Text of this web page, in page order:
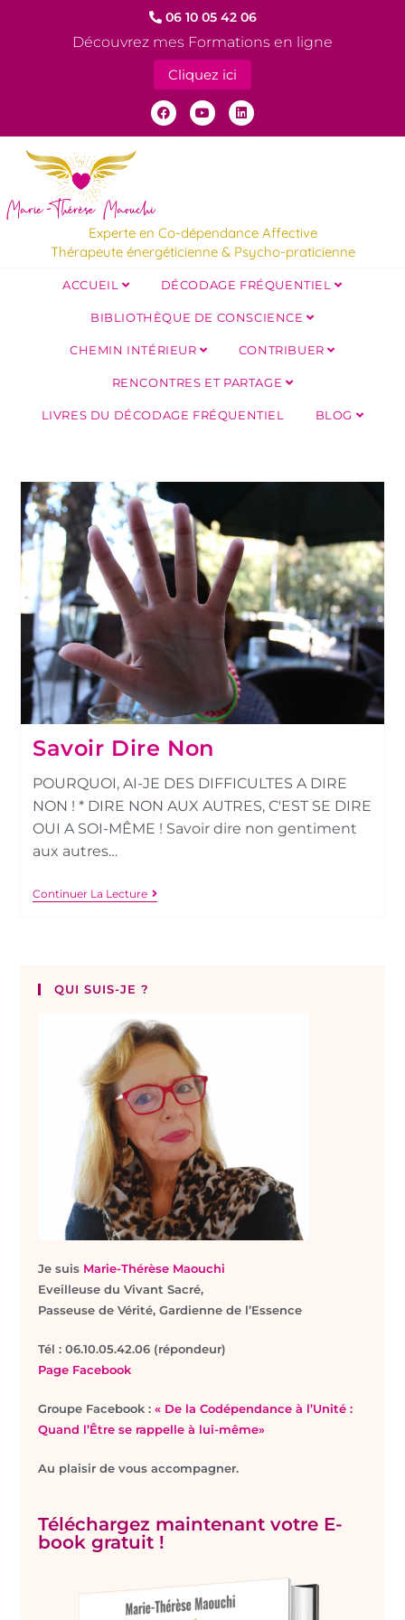
06 10 05 42 06
Découvrez mes Formations en ligne
Cliquez ici
Experte en Co-dépendance Affective
Thérapeute énergéticienne & Psycho-praticienne
ACCUEIL DÉCODAGE FRÉQUENTIEL
BIBLIOTHÈQUE DE CONSCIENCE
CHEMIN INTÉRIEUR CONTRIBUER
RENCONTRES ET PARTAGE
LIVRES DU DÉCODAGE FRÉQUENTIEL BLOG
Savoir Dire Non
POURQUOI, AI-JE DES DIFFICULTES A DIRE
NON ! * DIRE NON AUX AUTRES, C'EST SE DIRE
OUI A SOI-MÊME ! Savoir dire non gentiment
aux autres…
Continuer La Lecture
QUI SUIS-JE ?
Je suis Marie-Thérèse Maouchi
Eveilleuse du Vivant Sacré,
Passeuse de Vérité, Gardienne de l’Essence
Tél : 06.10.05.42.06 (répondeur)
Page Facebook
Groupe Facebook :« De la Codépendance à l’Unité :
Quand l’Être se rappelle à lui-même»
Au plaisir de vous accompagner.
Téléchargez maintenant votre E-
book gratuit !